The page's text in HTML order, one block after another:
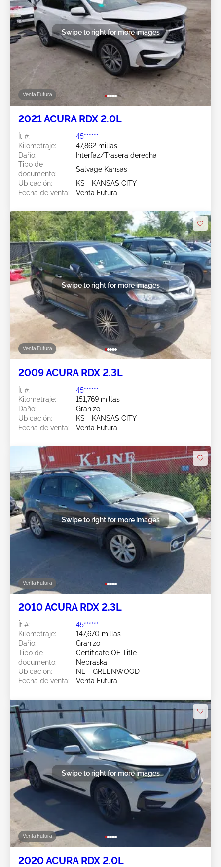
Venta Futura
Swipe to right for more images
2021 ACURA RDX 2.0L
Ít #:
45******
Kilometraje:
47,862 millas
Daño:
Interfaz/Trasera derecha
Tipo de
documento:
Salvage Kansas
Ubicación:
KS - KANSAS CITY
Fecha de venta:
Venta Futura
Venta Futura
Swipe to right for more images
2009 ACURA RDX 2.3L
Ít #:
45******
Kilometraje:
151,769 millas
Daño:
Granizo
Ubicación:
KS - KANSAS CITY
Fecha de venta:
Venta Futura
Venta Futura
Swipe to right for more images
2010 ACURA RDX 2.3L
Ít #:
45******
Kilometraje:
147,670 millas
Daño:
Granizo
Tipo de
documento:
Certificate OF Title
Nebraska
Ubicación:
NE - GREENWOOD
Fecha de venta:
Venta Futura
Venta Futura
Swipe to right for more images
2020 ACURA RDX 2.0L